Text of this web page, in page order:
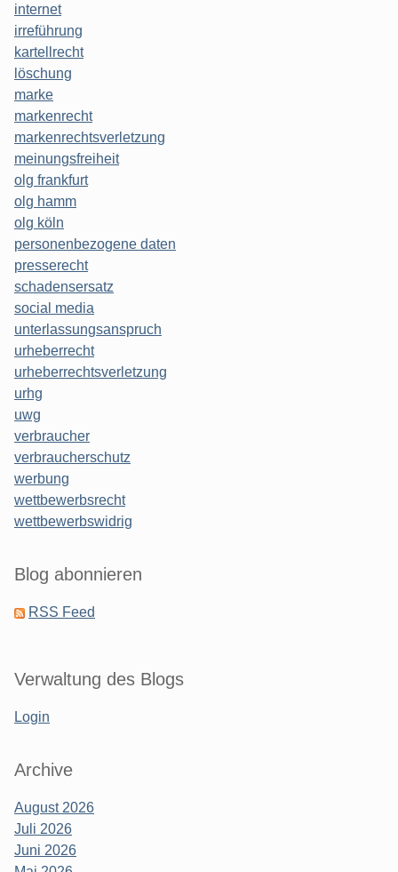
internet
irreführung
kartellrecht
löschung
marke
markenrecht
markenrechtsverletzung
meinungsfreiheit
olg frankfurt
olg hamm
olg köln
personenbezogene daten
presserecht
schadensersatz
social media
unterlassungsanspruch
urheberrecht
urheberrechtsverletzung
urhg
uwg
verbraucher
verbraucherschutz
werbung
wettbewerbsrecht
wettbewerbswidrig
Blog abonnieren
RSS Feed
Verwaltung des Blogs
Login
Archive
August 2026
Juli 2026
Juni 2026